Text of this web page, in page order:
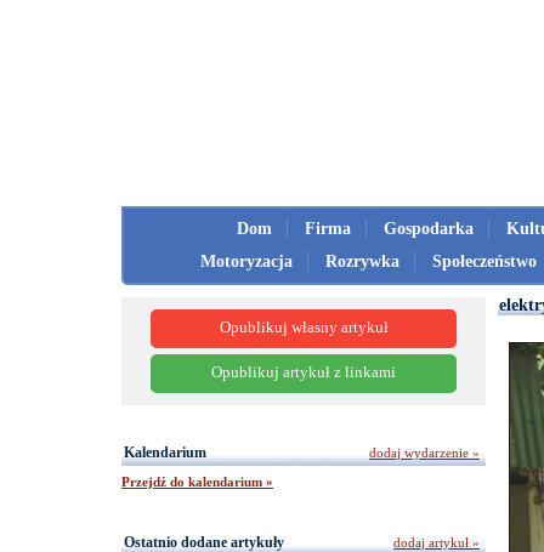
Dom Firma Gospodarka
Motoryzacja
Rozrywka Społeczeństwo
Opublikuj własny artykuł
Opublikuj artykuł z linkami
Kalendarium
Przejdź do kalendarium »
dodaj wydarzenie »
Ostatnio dodane artykuły
dodaj artykuł »